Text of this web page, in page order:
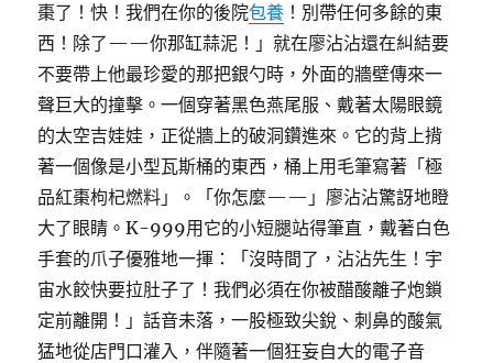
棗了！快！我們在你的後院包養 ！別帶任何多餘的東
西！除了——你那缸蒜泥！」就在廖沾沾還在糾結要
不要帶上他最珍愛的那把銀勺時，外面的牆壁傳來一
聲巨大的撞擊。一個穿著黑色燕尾服、戴著太陽眼鏡
的太空吉娃娃，正從牆上的破洞鑽進來。它的背上揹
著一個像是小型瓦斯桶的東西，桶上用毛筆寫著「極
品紅棗枸杞燃料」。「你怎麼——」廖沾沾驚訝地瞪
大了眼睛。K-999用它的小短腿站得筆直，戴著白色
手套的爪子優雅地一揮：「沒時間了，沾沾先生！宇
宙水餃快要拉肚子了！我們必須在你被醋酸離子炮鎖
定前離開！」話音未落，一股極致尖銳、刺鼻的酸氣
猛地從店門口灌入，伴隨著一個狂妄自大的電子音